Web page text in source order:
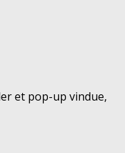
et pop-up vindue,